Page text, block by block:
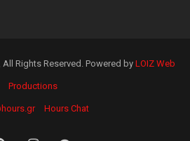
Rights Reserved. Powered by LOIZ Web
Productions
Hours Chat